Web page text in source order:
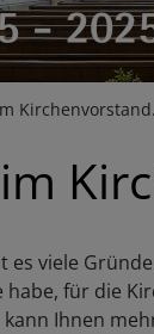
es viele
für die
Ihnen